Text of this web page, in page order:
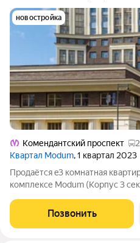
новостройка
Комендантский проспект
Квартал Modum, 1 квартал 2023
Продаётся e3 комнатная
комплексе Modum (Корпус 3
расположена на 6 этаже 12
Квартал сдан. Квартал
Позвонить